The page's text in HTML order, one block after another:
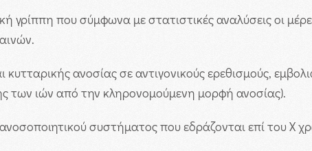
γρίππη που σύμφωνα με στατιστικές αναλύσεις οι
κυτταρικής ανοσίας σε αντιγονικούς ερεθισμούς,
των ιών από την κληρονομούμενη μορφή ανοσίας).
συστήματος που εδράζονται επί του Χ